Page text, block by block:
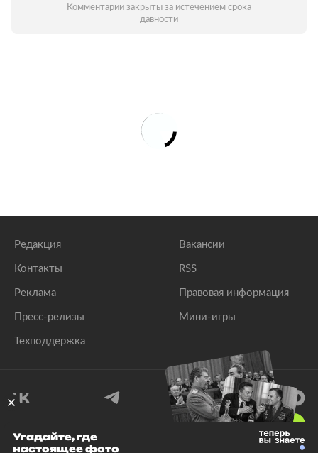
Комментарии закрыты за истечением срока
давности
Редакция
Контакты
Реклама
Пресс-релизы
Техподдержка
Вакансии
RSS
Правовая информация
Мини-игры
© 1999–2026 Все права защищены.
Угадайте, где
настоящее фото